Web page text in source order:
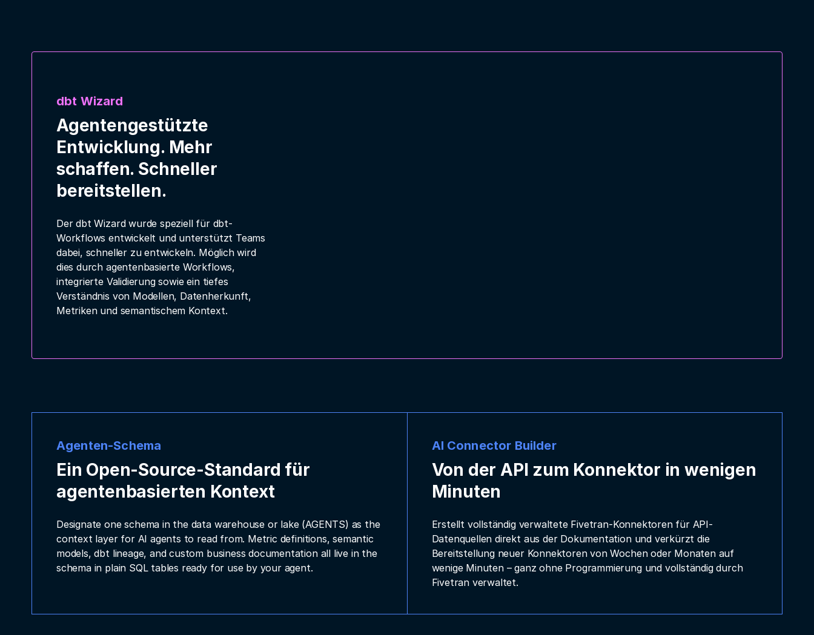
dbt Wizard
Agentengestützte
Entwicklung. Mehr
schaffen. Schneller
bereitstellen.
Der dbt Wizard wurde speziell für dbt-
Workflows entwickelt und unterstützt Teams
dabei, schneller zu entwickeln. Möglich wird
dies durch agentenbasierte Workflows,
integrierte Validierung sowie ein tiefes
Verständnis von Modellen, Datenherkunft,
Metriken und semantischem Kontext.
Agenten-Schema
Ein Open-Source-Standard für
agentenbasierten Kontext
Designate one schema in the data warehouse or lake (AGENTS) as the
context layer for AI agents to read from. Metric definitions, semantic
models, dbt lineage, and custom business documentation all live in the
schema in plain SQL tables ready for use by your agent.
AI Connector Builder
Von der API zum Konnektor in wenigen
Minuten
Erstellt vollständig verwaltete Fivetran-Konnektoren für API-
Datenquellen direkt aus der Dokumentation und verkürzt die
Bereitstellung neuer Konnektoren von Wochen oder Monaten auf
wenige Minuten – ganz ohne Programmierung und vollständig durch
Fivetran verwaltet.